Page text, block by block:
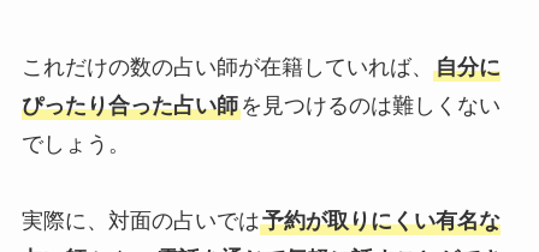
これだけの数の占い師が在籍していれば、 自分に
ぴったり合った占い師を見つけるのは難しくない
でしょう。
実際に、対面の占いでは予約が取りにくい有名な